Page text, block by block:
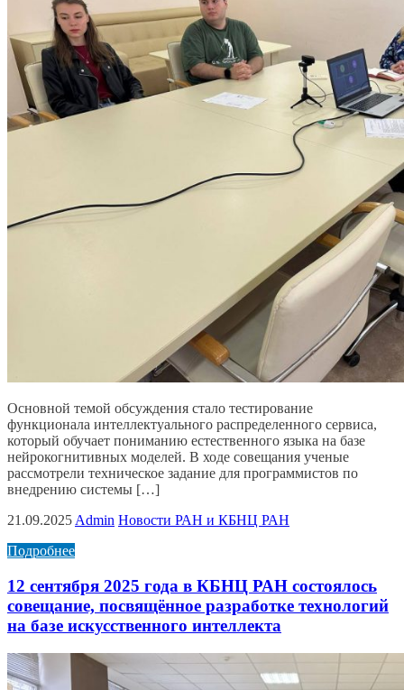
Основной темой обсуждения стало тестирование
функционала интеллектуального распределенного сервиса,
который обучает пониманию естественного языка на базе
нейрокогнитивных моделей. В ходе совещания ученые
рассмотрели техническое задание для программистов по
внедрению системы […]
21.09.2025 Admin Новости РАН и КБНЦ РАН
Подробнее
12 сентября 2025 года в КБНЦ РАН состоялось
совещание, посвящённое разработке технологий
на базе искусственного интеллекта